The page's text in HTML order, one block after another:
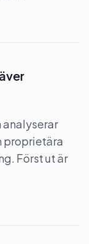
analyserar
proprietära
Först ut är